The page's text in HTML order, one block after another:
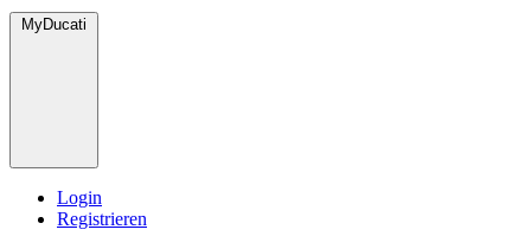
MyDucati
Login
Registrieren